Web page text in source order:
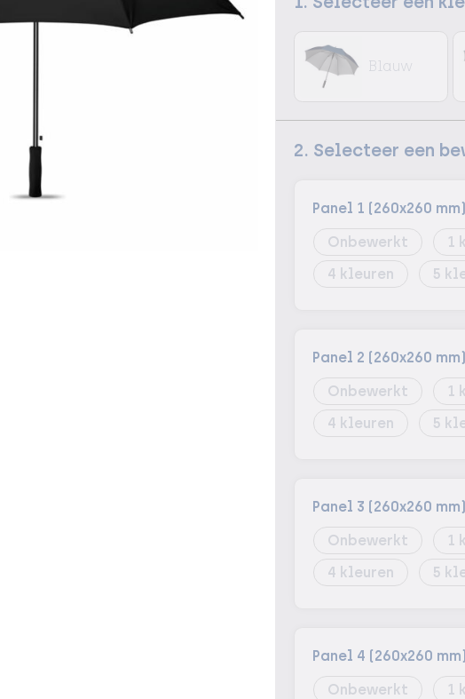
Blauw
2. Selecteer een
Panel 1 (260x260 mm)
Onbewerkt
1
4
5
Panel 2 (260x260 mm)
Onbewerkt
1
4
5
Panel 3 (260x260 mm)
Onbewerkt
1
4
5
Panel 4 (260x260
Onbewerkt
1